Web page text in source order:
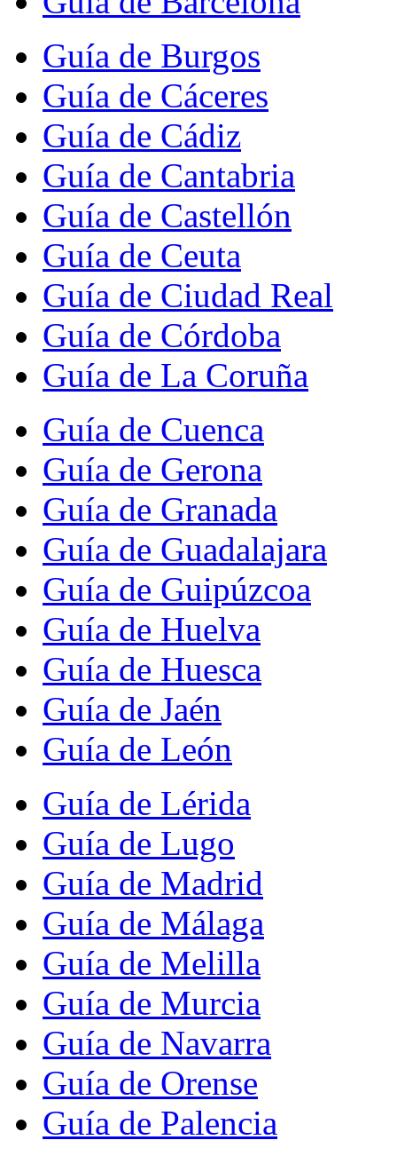
Guía de Burgos
Guía de Cáceres
Guía de Cádiz
Guía de Cantabria
Guía de Castellón
Guía de Ceuta
Guía de Ciudad Real
Guía de Córdoba
Guía de La Coruña
Guía de Cuenca
Guía de Gerona
Guía de Granada
Guía de Guadalajara
Guía de Guipúzcoa
Guía de Huelva
Guía de Huesca
Guía de Jaén
Guía de León
Guía de Lérida
Guía de Lugo
Guía de Madrid
Guía de Málaga
Guía de Melilla
Guía de Murcia
Guía de Navarra
Guía de Orense
Guía de Palencia